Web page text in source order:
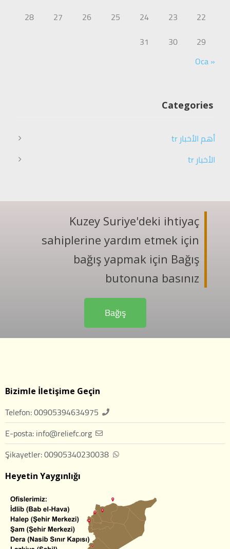
22
23
24
25
26
27
28
29
30
31
« Oca
Categories
أهم الأخبار tr
الأخبار tr
Kuzey Suriye'deki ihtiyaç
sahiplerine yardım etmek için
bağış yapmak için Bağış
butonuna basınız
Bağış
Bizimle İletişime Geçin
Telefon: 00905394634975
E-posta: info@reliefc.org
Şikayetler: 00905340230038
Heyetin Yaygınlığı